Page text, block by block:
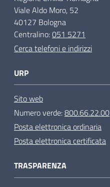
Viale Aldo Moro, 52
40127 Bologna
Centralino:051 5271
Cerca telefoni e indirizzi
URP
Sito web
Numero verde:800.66.22.00
Posta elettronica ordinaria
Posta elettronica certificata
TRASPARENZA